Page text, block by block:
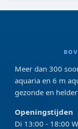
Meer dan 300
aquaria en 6 m
gezonde en
Openingstijden
Di 13:00 - 18:00